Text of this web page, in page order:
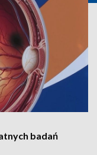
badań